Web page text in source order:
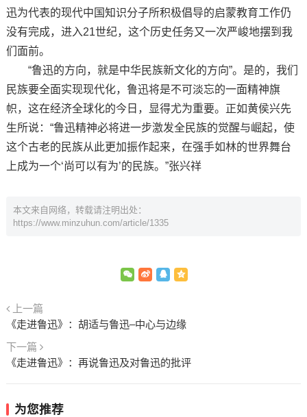
迅为代表的现代中国知识分子所积极倡导的启蒙教育工作仍
没有完成，进入21世纪，这个历史任务又一次严峻地摆到我
们面前。
“鲁迅的方向，就是中华民族新文化的方向”。是的，我们
民族要全面实现现代化，鲁迅将是不可淡忘的一面精神旗
帜，这在经济全球化的今日，显得尤为重要。正如黄侯兴先
生所说：“鲁迅精神必将进一步激发全民族的觉醒与崛起，使
这个古老的民族从此更加振作起来，在强手如林的世界舞台
上成为一个‘尚可以有为’的民族。”张兴祥
本文来自网络，转载请注明出处：
https://www.minzuhun.com/article/1335
上一篇
《走进鲁迅》：胡适与鲁迅–中心与边缘
下一篇
《走进鲁迅》：再说鲁迅及对鲁迅的批评
为您推荐